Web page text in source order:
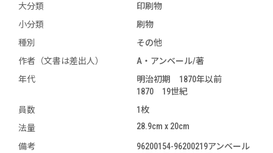
大分類
印刷物
小分類
刷物
種別
その他
作者（文書は差出人）
A・アンベール/著
年代
明治初期 1870年以前
1870 19世紀
員数
1枚
法量
28.9cm x 20cm
備考
96200154-96200219アンベール